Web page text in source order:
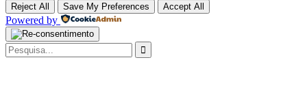
Reject All Save My Preferences Accept All
Powered by